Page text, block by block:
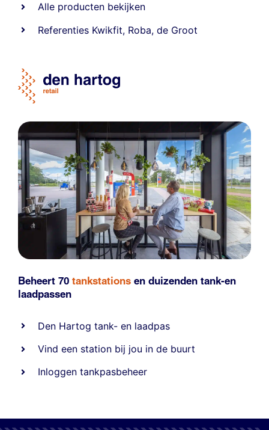
Alle producten bekijken
Referenties Kwikfit, Roba,de Groot
Beheert 70 tankstations en duizenden tank-en
laadpassen
Den Hartog tank- en laadpas
Vind een station bij jou in de buurt
Inloggen tankpasbeheer